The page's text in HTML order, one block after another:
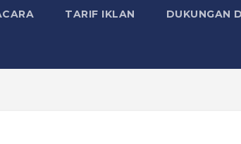
TARIF IKLAN DUKUNGAN